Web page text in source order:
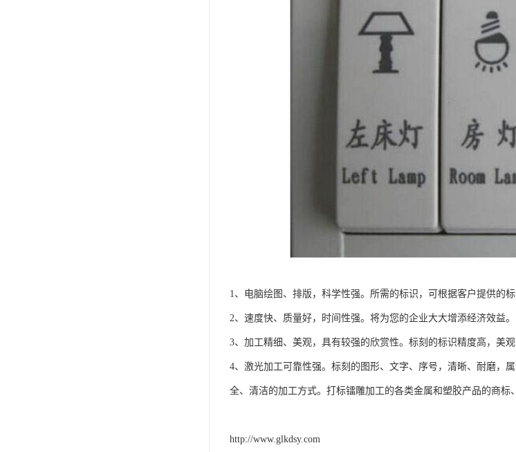
1、电脑绘图、排版，科学性强。所需的标识，可根据客户提供的
2、速度快、质量好，时间性强。将为您的企业大大增添经济效益。
3、加工精细、美观，具有较强的欣赏性。标刻的标识精度高，美观
4、激光加工可靠性强。标刻的图形、文字、序号，清晰、耐磨，
全、清洁的加工方式。打标镭雕加工的各类金属和塑胶产品的商标
http://www.glkdsy.com